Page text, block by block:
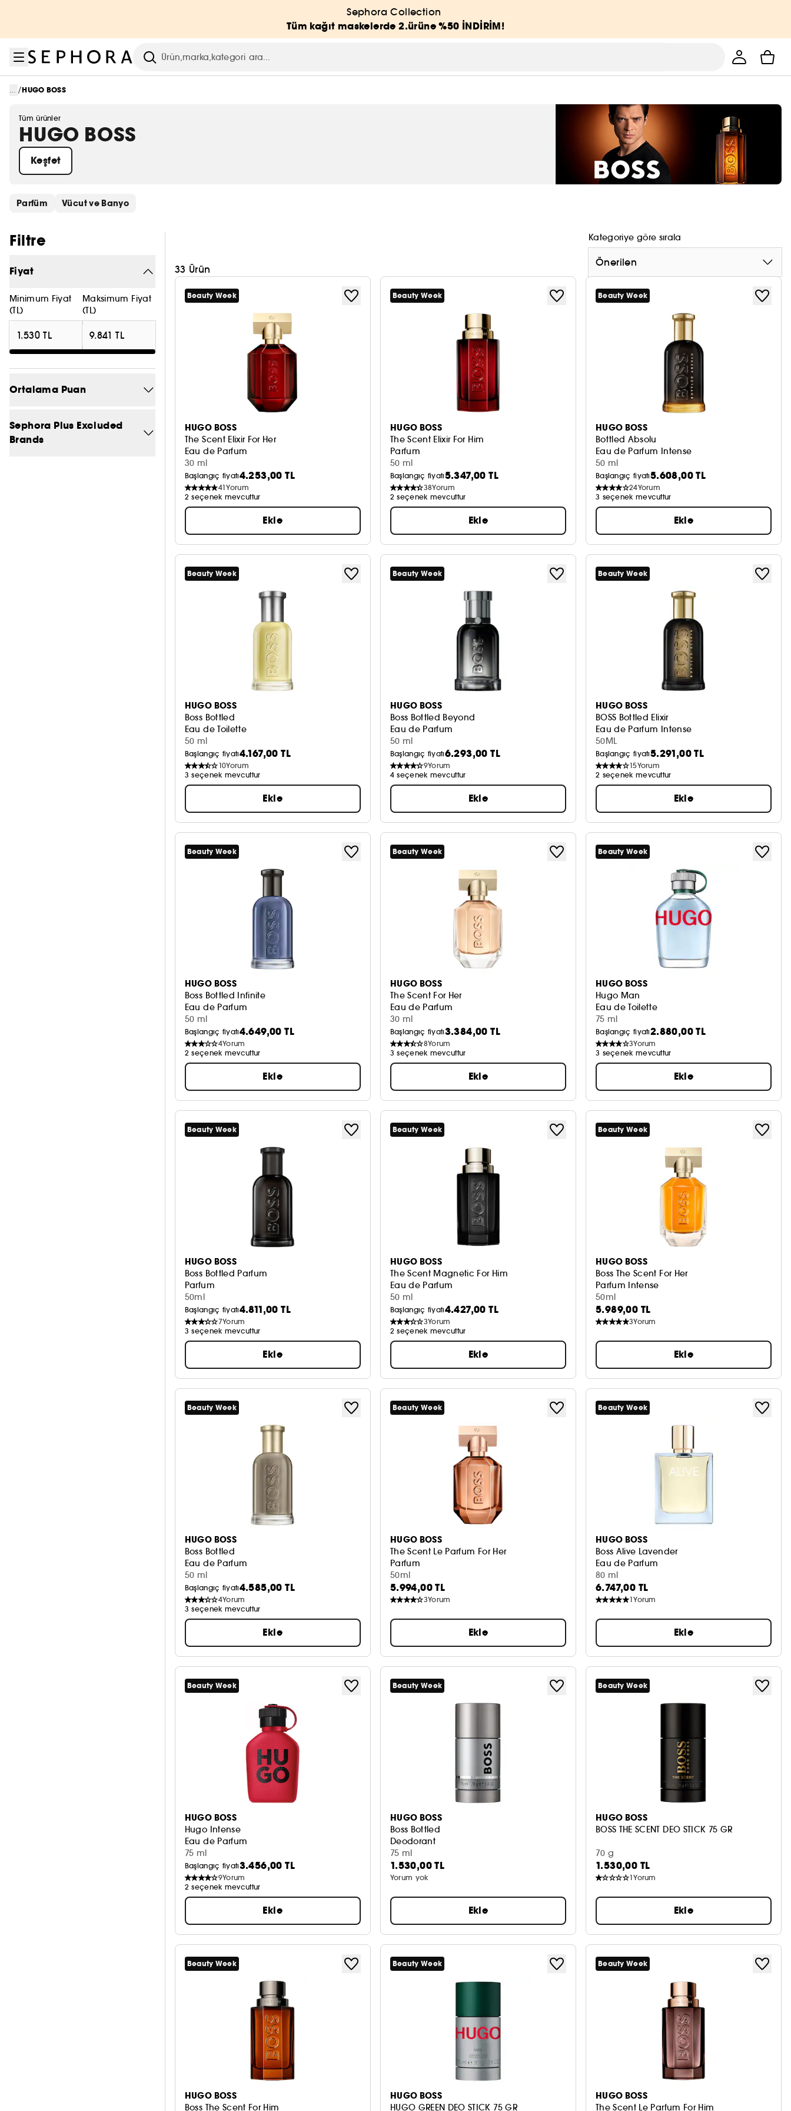
Sephora Collection
Tüm kağıt maskelerde 2.ürüne %50 İNDİRİM!
Arama
... /HUGO BOSS
Tüm ürünler
HUGO BOSS
Keşfet
Hızlı bağlantıları atla
Parfüm Vücut ve Banyo
Filtre
Fiyat
Minimum Fiyat
(TL)
Maksimum Fiyat
(TL)
Ortalama Puan
5/5 2
Sephora Plus Excluded
Brands
33 Ürün
Kategoriye göre sırala
Önerilen
Beauty Week
HUGO BOSS
The Scent Elixir For Her
Eau de Parfum
30 ml
Başlangıç fiyatı4.253,00 TL
41Yorum
2 seçenek mevcuttur
Ekle
Beauty Week
HUGO BOSS
The Scent Elixir For Him
Parfum
50 ml
Başlangıç fiyatı5.347,00 TL
38Yorum
2 seçenek mevcuttur
Ekle
Beauty Week
HUGO BOSS
Bottled Absolu
Eau de Parfum Intense
50 ml
Başlangıç fiyatı5.608,00 TL
24Yorum
3 seçenek mevcuttur
Ekle
Beauty Week
HUGO BOSS
Boss Bottled
Eau de Toilette
50 ml
Başlangıç fiyatı4.167,00 TL
10Yorum
3 seçenek mevcuttur
Ekle
Beauty Week
HUGO BOSS
Boss Bottled Beyond
Eau de Parfum
50 ml
Başlangıç fiyatı6.293,00 TL
9Yorum
4 seçenek mevcuttur
Ekle
Beauty Week
HUGO BOSS
BOSS Bottled Elixir
Eau de Parfum Intense
50ML
Başlangıç fiyatı5.291,00 TL
15Yorum
2 seçenek mevcuttur
Ekle
Beauty Week
HUGO BOSS
Boss Bottled Infinite
Eau de Parfum
50 ml
Başlangıç fiyatı4.649,00 TL
4Yorum
2 seçenek mevcuttur
Ekle
Beauty Week
HUGO BOSS
The Scent For Her
Eau de Parfum
30 ml
Başlangıç fiyatı3.384,00 TL
8Yorum
3 seçenek mevcuttur
Ekle
Beauty Week
HUGO BOSS
Hugo Man
Eau de Toilette
75 ml
Başlangıç fiyatı2.880,00 TL
3Yorum
3 seçenek mevcuttur
Ekle
Beauty Week
HUGO BOSS
Boss Bottled Parfum
Parfum
50ml
Başlangıç fiyatı4.811,00 TL
7Yorum
3 seçenek mevcuttur
Ekle
Beauty Week
HUGO BOSS
The Scent Magnetic For Him
Eau de Parfum
50 ml
Başlangıç fiyatı4.427,00 TL
3Yorum
2 seçenek mevcuttur
Ekle
Beauty Week
HUGO BOSS
Boss The Scent For Her
Parfum Intense
50ml
5.989,00 TL
3Yorum
Ekle
Beauty Week
HUGO BOSS
Boss Bottled
Eau de Parfum
50 ml
Başlangıç fiyatı4.585,00 TL
4Yorum
3 seçenek mevcuttur
Ekle
Beauty Week
HUGO BOSS
The Scent Le Parfum For Her
Parfum
50ml
5.994,00 TL
3Yorum
Ekle
Beauty Week
HUGO BOSS
Boss Alive Lavender
Eau de Parfum
80 ml
6.747,00 TL
1Yorum
Ekle
Beauty Week
HUGO BOSS
Hugo Intense
Eau de Parfum
75 ml
Başlangıç fiyatı3.456,00 TL
9Yorum
2 seçenek mevcuttur
Ekle
Beauty Week
HUGO BOSS
Boss Bottled
Deodorant
75 ml
1.530,00 TL
Yorum yok
Ekle
Beauty Week
HUGO BOSS
BOSS THE SCENT DEO STICK 75 GR
70 g
1.530,00 TL
1Yorum
Ekle
Beauty Week
HUGO BOSS
Boss The Scent For Him
Beauty Week
HUGO BOSS
HUGO GREEN DEO STICK 75 GR
Beauty Week
HUGO BOSS
The Scent Le Parfum For Him